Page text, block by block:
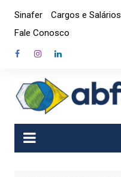
content
Sinafer Cargos e Salários
Fale Conosco